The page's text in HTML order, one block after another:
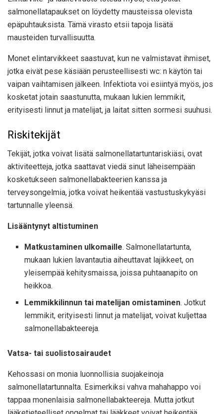
salmonellatapaukset on löydetty mausteissa olevista
epäpuhtauksista. Tämä virasto etsii tapoja lisätä
mausteiden turvallisuutta.
Monet elintarvikkeet saastuvat, kun ne valmistavat ihmiset,
jotka eivät pese käsiään perusteellisesti wc: n käytön tai
vaipan vaihtamisen jälkeen. Infektiota voi esiintyä myös, jos
kosketat jotain saastunutta, mukaan lukien lemmikit,
erityisesti linnut ja matelijat, ja laitat sitten sormesi suuhusi.
Riskitekijät
Tekijät, jotka voivat lisätä salmonellatartuntariskiäsi, ovat
aktiviteetteja, jotka saattavat viedä sinut läheisempään
kosketukseen salmonellabakteerien kanssa ja
terveysongelmia, jotka voivat heikentää vastustuskykyäsi
tartunnalle yleensä.
Lisääntynyt altistuminen
Matkustaminen ulkomaille. Salmonellatartunta,
mukaan lukien lavantautia aiheuttavat lajikkeet, on
yleisempää kehitysmaissa, joissa puhtaanapito on
heikkoa.
Lemmikkilinnun tai matelijan omistaminen. Jotkut
lemmikit, erityisesti linnut ja matelijat, voivat kuljettaa
salmonellabakteereja.
Vatsa- tai suolistosairaudet
Kehossasi on monia luonnollisia suojakeinoja
salmonellatartunnalta. Esimerkiksi vahva mahahappo voi
tappaa monenlaisia ​​salmonellabakteereja. Mutta jotkut